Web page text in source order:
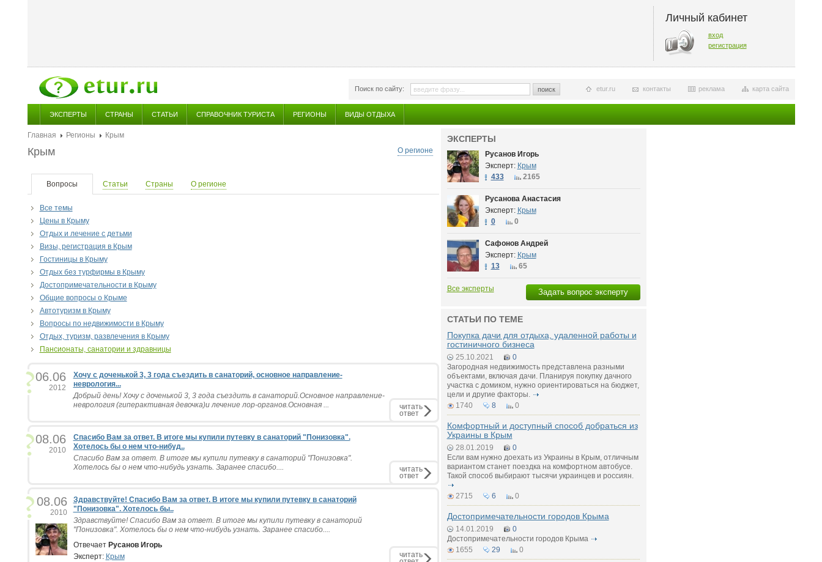
Личный кабинет
вход
регистрация
Поиск по сайту: поиск карта сайта
реклама
контакты
etur.ru
ЭКСПЕРТЫ СТРАНЫ СТАТЬИ СПРАВОЧНИК ТУРИСТА РЕГИОНЫ ВИДЫ ОТДЫХА
Главная Регионы
Крым
О регионе
Крым
Вопросы Статьи Страны О регионе
Все темы
Цены в Крыму
Отдых и лечение с детьми
Визы, регистрация в Крым
Гостиницы в Крыму
Отдых без турфирмы в Крыму
Достопримечательности в Крыму
Общие вопросы о Крыме
Автотуризм в Крыму
Вопросы по недвижимости в Крыму
Отдых, туризм, развлечения в Крыму
Пансионаты, санатории и здравницы
06.06
2012
Хочу с доченькой 3, 3 года съездить в санаторий, основное направление-
неврология...
Добрый день! Хочу с доченькой 3, 3 года съездить в санаторий.Основное направление-
неврология (гиперактивная девочка)и лечение лор-органов.Основная ...
читать
ответ
08.06
2010
Спасибо Вам за ответ. В итоге мы купили путевку в санаторий "Понизовка".
Хотелось бы о нем что-нибуд..
Спасибо Вам за ответ. В итоге мы купили путевку в санаторий "Понизовка".
Хотелось бы о нем что-нибудь узнать. Заранее спасибо....
читать
ответ
08.06
2010
Здравствуйте! Спасибо Вам за ответ. В итоге мы купили путевку в санаторий
"Понизовка". Хотелось бы..
Здравствуйте! Спасибо Вам за ответ. В итоге мы купили путевку в санаторий
"Понизовка". Хотелось бы о нем что-нибудь узнать. Заранее спасибо....
Отвечает Русанов Игорь
Эксперт: Крым читать
ЭКСПЕРТЫ
Русанов Игорь
Эксперт: Крым
433
2165
Русанова Анастасия
Эксперт: Крым
0
0
Сафонов Андрей
Эксперт: Крым
13
65
Задать вопрос эксперту
Все эксперты
СТАТЬИ ПО ТЕМЕ
Покупка дачи для отдыха, удаленной работы и
гостиничного бизнеса
25.10.2021
0
Загородная недвижимость представлена разными
объектами, включая дачи. Планируя покупку дачного
участка с домиком, нужно ориентироваться на бюджет,
цели и другие факторы.
1740
8 0
Комфортный и доступный способ добраться из
Украины в Крым
28.01.2019
0
Если вам нужно доехать из Украины в Крым, отличным
вариантом станет поездка на комфортном автобусе.
Такой способ выбирают тысячи украинцев и россиян.
2715 6 0
Достопримечательности городов Крыма
14.01.2019
0
Достопримечательности городов Крыма
1655
29 0